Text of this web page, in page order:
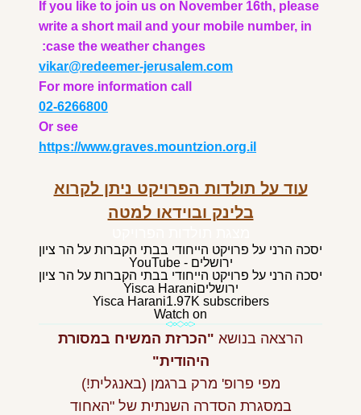
If you like to join us on November 16th, please
write a short mail and your mobile number, in
case the weather changes:
vikar@redeemer-jerusalem.com
For more information call
02-6266800
Or see
https://www.graves.mountzion.org.il
עוד על תולדות הפרויקט ניתן לקרוא
בלינק ובוידאו למטה
יסכה הרני על פרויקט הייחודי בבתי הקברות על הר ציון
ירושלים - YouTube
יסכה הרני על פרויקט הייחודי בבתי הקברות על הר ציון
ירושליםYisca Harani
Yisca Harani1.97K subscribers
Watch on
הרצאה בנושא "הכרזת המשיח במסורת
היהודית"
מפי פרופ' מרק ברגמן (באנגלית!)
במסגרת הסדרה השנתית של "האחוד